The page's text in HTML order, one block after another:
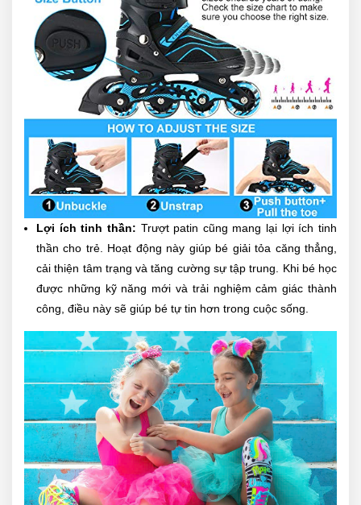
Lợi ích tinh thần: Trượt patin cũng mang lại lợi ích tinh
thần cho trẻ. Hoạt động này giúp bé giải tỏa căng thẳng,
cải thiện tâm trạng và tăng cường sự tập trung. Khi bé học
được những kỹ năng mới và trải nghiệm cảm giác thành
công, điều này sẽ giúp bé tự tin hơn trong cuộc sống.